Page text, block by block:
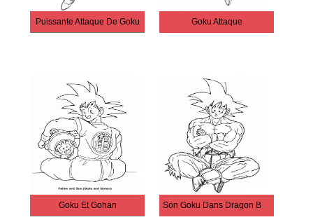
Puissante Attaque De Goku Goku Attaque
Goku Et Gohan Son Goku Dans Dragon Ball Z